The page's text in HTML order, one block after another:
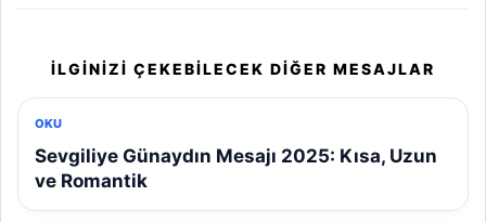
İLGINIZI ÇEKEBILECEK DIĞER MESAJLAR
OKU
Sevgiliye Günaydın Mesajı 2025: Kısa, Uzun
ve Romantik